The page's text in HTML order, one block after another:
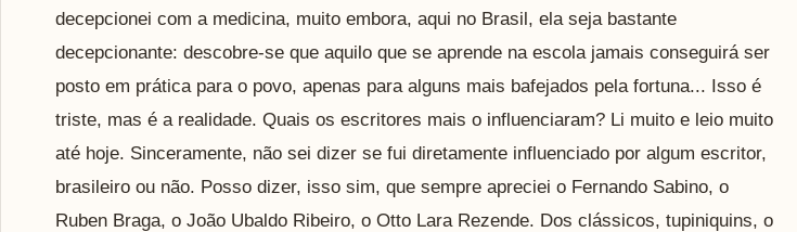
decepcionei com a medicina, muito embora, aqui no Brasil, ela seja bastante
decepcionante: descobre-se que aquilo que se aprende na escola jamais conseguirá ser
posto em prática para o povo, apenas para alguns mais bafejados pela fortuna... Isso é
triste, mas é a realidade. Quais os escritores mais o influenciaram? Li muito e leio muito
até hoje. Sinceramente, não sei dizer se fui diretamente influenciado por algum escritor,
brasileiro ou não. Posso dizer, isso sim, que sempre apreciei o Fernando Sabino, o
Ruben Braga, o João Ubaldo Ribeiro, o Otto Lara Rezende. Dos clássicos, tupiniquins, o